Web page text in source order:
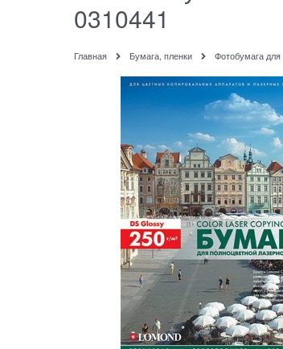
0310441
Главная Бумага, пленки Фотобумага